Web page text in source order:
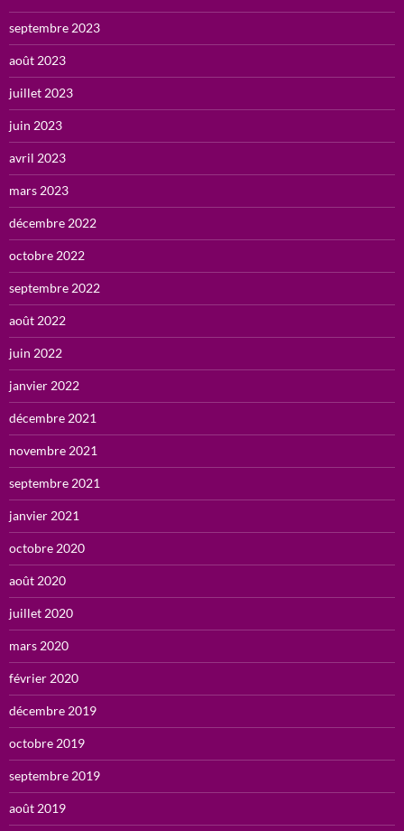
septembre 2023
août 2023
juillet 2023
juin 2023
avril 2023
mars 2023
décembre 2022
octobre 2022
septembre 2022
août 2022
juin 2022
janvier 2022
décembre 2021
novembre 2021
septembre 2021
janvier 2021
octobre 2020
août 2020
juillet 2020
mars 2020
février 2020
décembre 2019
octobre 2019
septembre 2019
août 2019